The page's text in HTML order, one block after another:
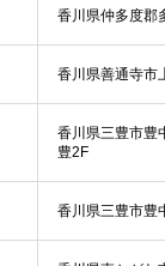
香川県仲多度郡
香川県善通寺市
香川県三豊市
豊2F
香川県三豊市豊